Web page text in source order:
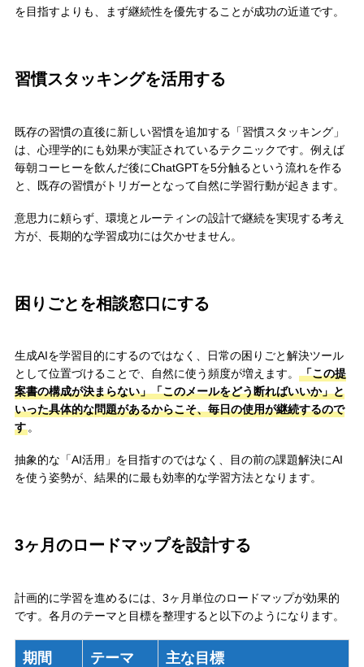
を目指すよりも、まず継続性を優先することが成功の近道です。
習慣スタッキングを活用する
既存の習慣の直後に新しい習慣を追加する「習慣スタッキング」
は、心理学的にも効果が実証されているテクニックです。例えば
毎朝コーヒーを飲んだ後にChatGPTを5分触るという流れを作る
と、既存の習慣がトリガーとなって自然に学習行動が起きます。
意思力に頼らず、環境とルーティンの設計で継続を実現する考え
方が、長期的な学習成功には欠かせません。
困りごとを相談窓口にする
生成AIを学習目的にするのではなく、日常の困りごと解決ツール
として位置づけることで、自然に使う頻度が増えます。
「この提
案書の構成が決まらない」「このメールをどう断ればいいか」と
いった具体的な問題があるからこそ、毎日の使用が継続するので
す。
抽象的な「AI活用」を目指すのではなく、目の前の課題解決にAI
を使う姿勢が、結果的に最も効率的な学習方法となります。
3ヶ月のロードマップを設計する
計画的に学習を進めるには、3ヶ月単位のロードマップが効果的
です。各月のテーマと目標を整理すると以下のようになります。
期間 テーマ 主な目標